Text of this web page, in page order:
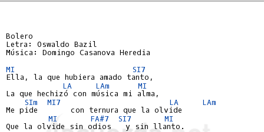
Bolero
Letra: Oswaldo Bazil
Música: Domingo Casanova Heredia
MI
SI7
Ella, la que hubiera amado tanto,
LA
LAm
MI
La que hechizó con música mi alma,
SIm
MI7 LA
LAm
Me pide       con ternura que la olvide
MI
FA#7 SI7
MI
Que la olvide sin odios   y sin llanto.